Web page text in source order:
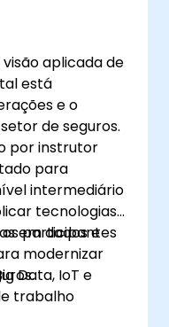
aplicada de
está
e o
de seguros.
por instrutor
para
intermediário
tecnologias
em dados e
modernizar
participantes
Data, IoT e
trabalho